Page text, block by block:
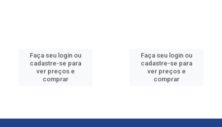
Faça seu login ou
cadastre-se para
ver preços e
comprar
Faça seu login ou
cadastre-se para
ver preços e
comprar